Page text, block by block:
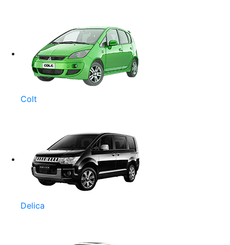
Colt
Delica